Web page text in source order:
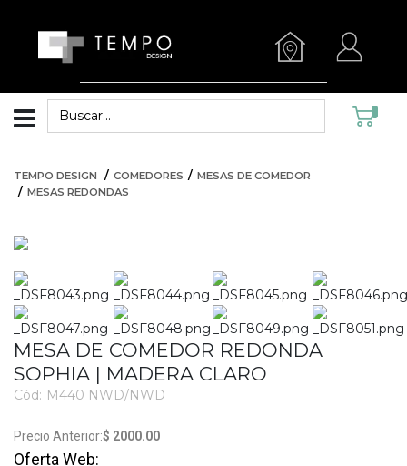
TEMPO DESIGN COMEDORES
MESAS DE COMEDOR
MESAS REDONDAS
MESA DE COMEDOR REDONDA
SOPHIA | MADERA CLARO
Cód: M440 NWD/NWD
$ 2000.00